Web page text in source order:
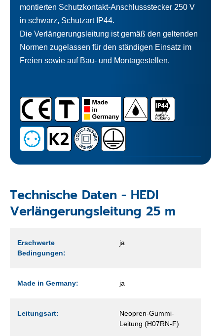
montierten Schutzkontakt-Anschlussstecker 250 V
in schwarz, Schutzart IP44.
Die Verlängerungsleitung ist gemäß den geltenden
Normen zugelassen für den ständigen Einsatz im
Freien sowie auf Bau- und Montagestellen.
Technische Daten - HEDI
Verlängerungsleitung 25 m
Erschwerte
Bedingungen:
ja
Made in Germany: ja
Leitungsart:
Neopren-Gummi-
Leitung (H07RN-F)